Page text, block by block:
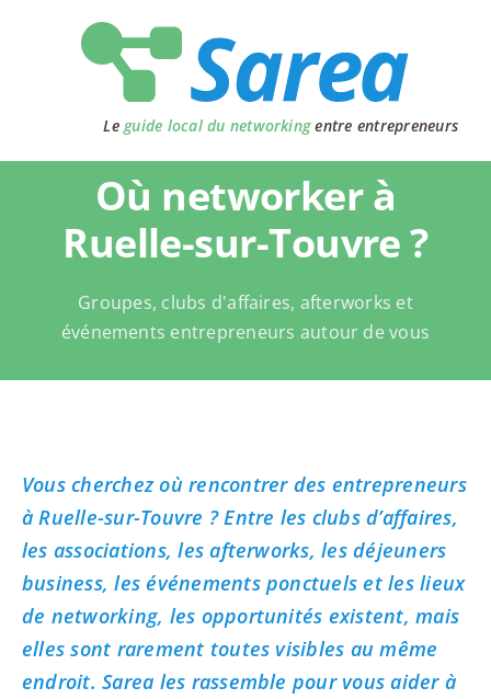
Le guide local du networkingentre entrepreneurs
Où networker à
Ruelle-sur-Touvre ?
Groupes, clubs d'affaires, afterworks et
événements entrepreneurs autour de vous
Vous cherchez où rencontrer des entrepreneurs
à Ruelle-sur-Touvre ? Entre les clubs d’affaires,
les associations, les afterworks, les déjeuners
business, les événements ponctuels et les lieux
de networking, les opportunités existent, mais
elles sont rarement toutes visibles au même
endroit. Sarea les rassemble pour vous aider à